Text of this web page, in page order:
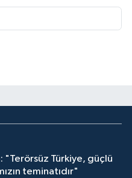
"Terörsüz Türkiye, güçlü
teminatıdır"